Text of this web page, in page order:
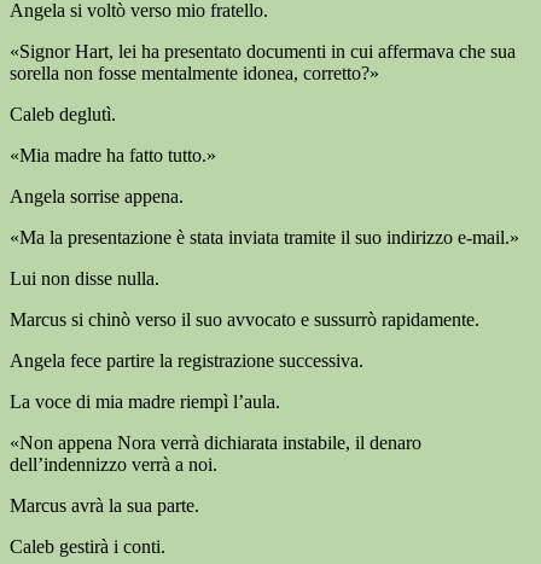
Angela si voltò verso mio fratello.
«Signor Hart, lei ha presentato documenti in cui affermava che sua
sorella non fosse mentalmente idonea, corretto?»
Caleb deglutì.
«Mia madre ha fatto tutto.»
Angela sorrise appena.
«Ma la presentazione è stata inviata tramite il suo indirizzo e-mail.»
Lui non disse nulla.
Marcus si chinò verso il suo avvocato e sussurrò rapidamente.
Angela fece partire la registrazione successiva.
La voce di mia madre riempì l’aula.
«Non appena Nora verrà dichiarata instabile, il denaro
dell’indennizzo verrà a noi.
Marcus avrà la sua parte.
Caleb gestirà i conti.